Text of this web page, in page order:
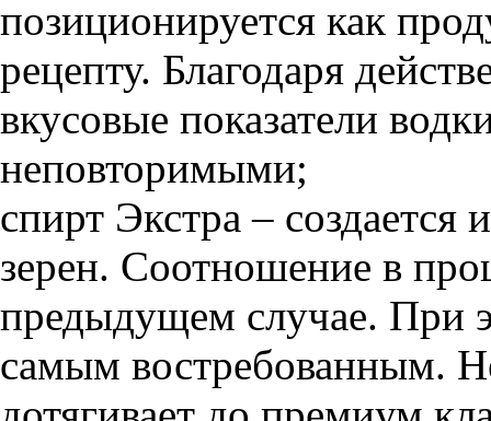
позиционируется как
рецепту. Благодаря
вкусовые показатели
неповторимыми;
спирт Экстра –
зерен. Соотношение в
предыдущем случае. При
самым востребованным.